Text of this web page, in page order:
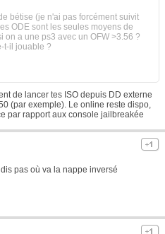
bétise (je n'ai pas forcément suivit
ODE sont les seules moyens de
on a une ps3 avec un OFW >3.56 ?
t-il jouable ?
de lancer tes ISO depuis DD externe
(par exemple). Le online reste dispo,
par rapport aux console jailbreakée
pas où va la nappe inversé